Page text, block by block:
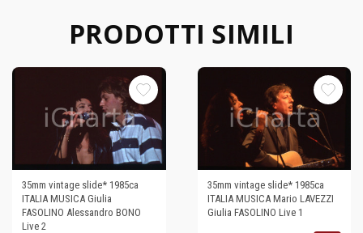
PRODOTTI SIMILI
35mm vintage slide* 1985ca
ITALIA MUSICA Giulia
FASOLINO Alessandro BONO
Live 2
35mm vintage slide* 1985ca
ITALIA MUSICA Mario LAVEZZI
Giulia FASOLINO Live 1